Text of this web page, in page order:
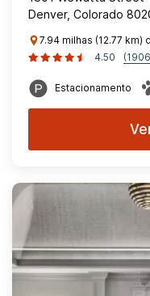
Denver, Colorado
7.94 milhas (12.77
4.50
Estacionamento